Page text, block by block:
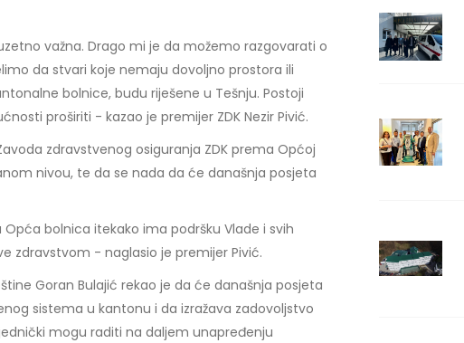
važna. Drago mi je da možemo razgovarati o
da stvari koje nemaju dovoljno prostora ili
bolnice, budu riješene u Tešnju. Postoji
proširiti - kazao je premijer ZDK Nezir Pivić.
zdravstvenog osiguranja ZDK prema Općoj
nivou, te da se nada da će današnja posjeta
bolnica itekako ima podršku Vlade i svih
zdravstvom - naglasio je premijer Pivić.
Goran Bulajić rekao je da će današnja posjeta
sistema u kantonu i da izražava zadovoljstvo
mogu raditi na daljem unapređenju